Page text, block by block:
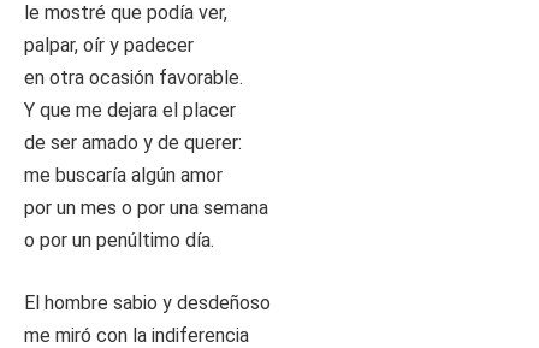
le mostré que podía ver,
palpar, oír y padecer
en otra ocasión favorable.
Y que me dejara el placer
de ser amado y de querer:
me buscaría algún amor
por un mes o por una semana
o por un penúltimo día.
El hombre sabio y desdeñoso
me miró con la indiferencia